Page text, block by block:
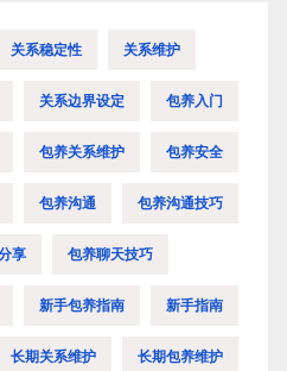
关系稳定性 关系维护
关系边界设定 包养入门
包养关系维护 包养安全
包养沟通 包养沟通技巧
享 包养聊天技巧
新手包养指南 新手指南
长期关系维护 长期包养维护